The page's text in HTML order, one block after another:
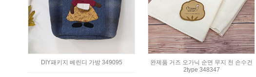
DIY패키지 베린디 가방 349095
완제품 거즈 오가닉 순면 무지 천 손수건
2type 348347